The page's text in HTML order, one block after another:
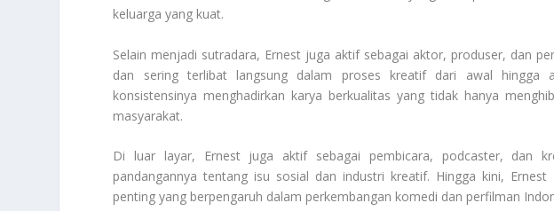
keluarga yang kuat.
Selain menjadi sutradara, Ernest juga aktif sebagai aktor, produser, dan
dan sering terlibat langsung dalam proses kreatif dari awal hingga
konsistensinya menghadirkan karya berkualitas yang tidak hanya
masyarakat.
Di luar layar, Ernest juga aktif sebagai pembicara, podcaster, dan
pandangannya tentang isu sosial dan industri kreatif. Hingga kini,
penting yang berpengaruh dalam perkembangan komedi dan perfilman